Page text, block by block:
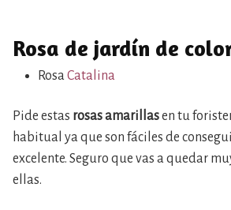
Rosa de jardín de
RosaCatalina
Pide estas rosas amarillasen tu
habitual ya que son fáciles de
excelente. Seguro que vas a quedar
ellas.